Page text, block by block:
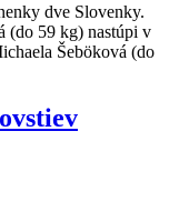
dve Slovenky.
(do 59 kg) nastúpi v
Šeböková (do